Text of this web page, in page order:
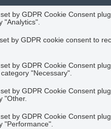
by GDPR Cookie Consent
"Analytics".
by GDPR cookie consent to
by GDPR Cookie Consent
"Necessary".
by GDPR Cookie Consent
"Other.
by GDPR Cookie Consent
"Performance".